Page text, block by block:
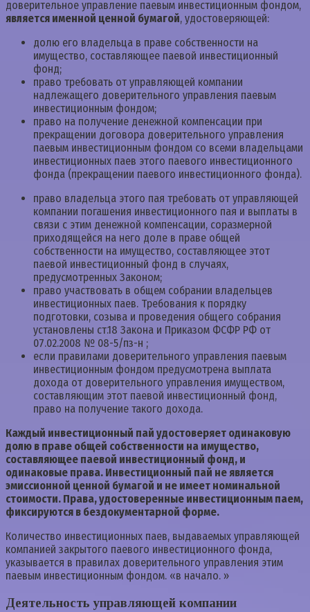
доверительное управление паевым инвестиционным фондом,
является именной ценной бумагой, удостоверяющей:
долю его владельца в праве собственности на
имущество, составляющее паевой инвестиционный
фонд;
право требовать от управляющей компании
надлежащего доверительного управления паевым
инвестиционным фондом;
право на получение денежной компенсации при
прекращении договора доверительного управления
паевым инвестиционным фондом со всеми владельцами
инвестиционных паев этого паевого инвестиционного
фонда (прекращении паевого инвестиционного фонда).
право владельца этого пая требовать от управляющей
компании погашения инвестиционного пая и выплаты в
связи с этим денежной компенсации, соразмерной
приходящейся на него доле в праве общей
собственности на имущество, составляющее этот
паевой инвестиционный фонд в случаях,
предусмотренных Законом;
право участвовать в общем собрании владельцев
инвестиционных паев. Требования к порядку
подготовки, созыва и проведения общего собрания
установлены ст.18 Закона и Приказом ФСФР РФ от
07.02.2008 № 08-5/пз-н ;
если правилами доверительного управления паевым
инвестиционным фондом предусмотрена выплата
дохода от доверительного управления имуществом,
составляющим этот паевой инвестиционный фонд,
право на получение такого дохода.
Каждый инвестиционный пай удостоверяет одинаковую
долю в праве общей собственности на имущество,
составляющее паевой инвестиционный фонд, и
одинаковые права. Инвестиционный пай не является
эмиссионной ценной бумагой и не имеет номинальной
стоимости. Права, удостоверенные инвестиционным паем,
фиксируются в бездокументарной форме.
Количество инвестиционных паев, выдаваемых управляющей
компанией закрытого паевого инвестиционного фонда,
указывается в правилах доверительного управления этим
паевым инвестиционным фондом. «в начало. »
Деятельность управляющей компании